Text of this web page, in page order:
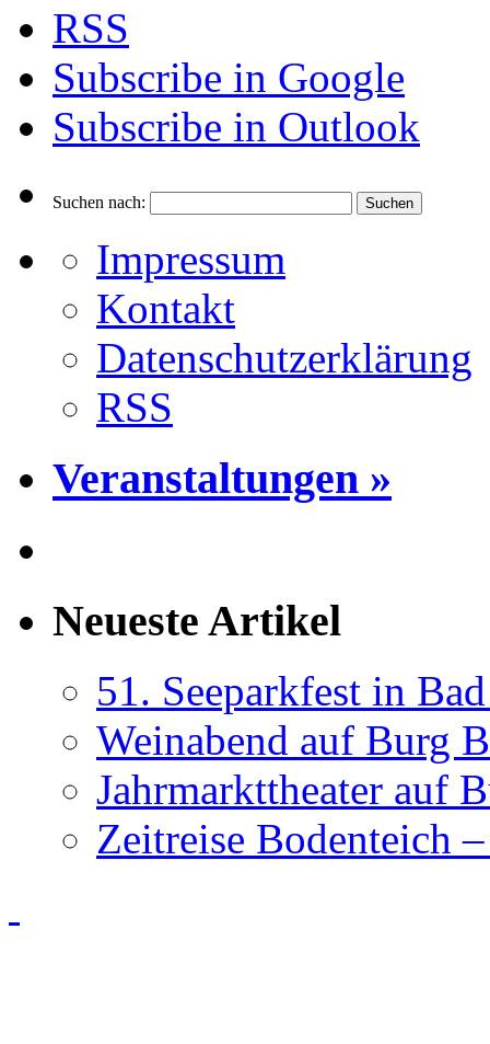
RSS
Subscribe in Google
Subscribe in Outlook
Suchen nach:
Impressum
Kontakt
Datenschutzerklärung
RSS
Veranstaltungen »
Neueste Artikel
51. Seeparkfest in
Weinabend auf Burg
Jahrmarkttheater auf
Zeitreise Bodenteich